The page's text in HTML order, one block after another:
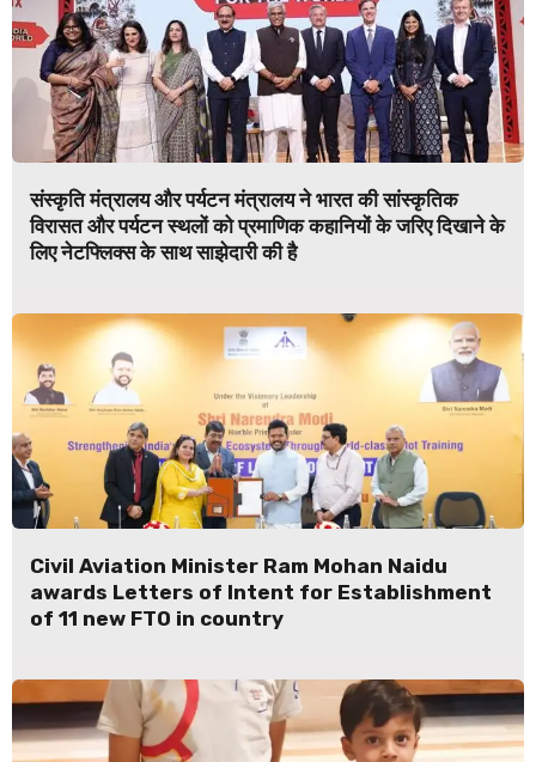
संस्कृति मंत्रालय और पर्यटन मंत्रालय ने भारत की सांस्कृतिक
विरासत और पर्यटन स्थलों को प्रमाणिक कहानियों के जरिए दिखाने के
लिए नेटफ्लिक्स के साथ साझेदारी की है
Civil Aviation Minister Ram Mohan Naidu
awards Letters of Intent for Establishment
of 11 new FTO in country